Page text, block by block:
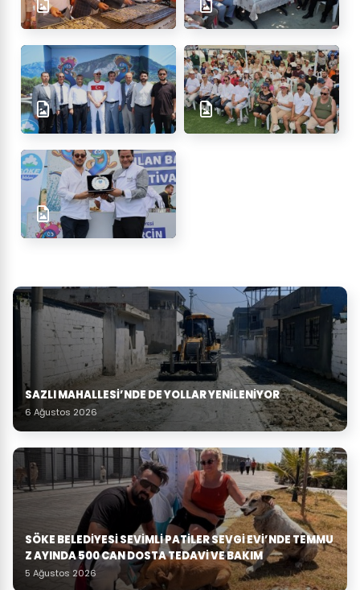
SAZLI MAHALLESİ’NDE DE YOLLAR YENİLENİYOR
6 Ağustos 2026
SÖKE BELEDIYESI SEVIMLI PATILER SEVGI EVI’NDE TEMMU
Z AYINDA 500 CAN DOSTA TEDAVI VE BAKIM
5 Ağustos 2026